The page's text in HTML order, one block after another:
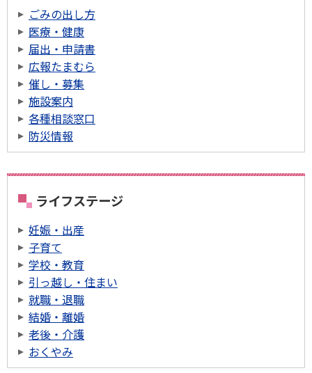
ごみの出し方
医療・健康
届出・申請書
広報たまむら
催し・募集
施設案内
各種相談窓口
防災情報
ライフステージ
妊娠・出産
子育て
学校・教育
引っ越し・住まい
就職・退職
結婚・離婚
老後・介護
おくやみ